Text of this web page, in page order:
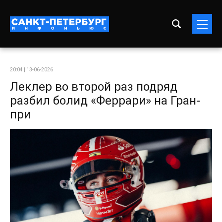
20:04 | 13-06-2026
Леклер во второй раз подряд
разбил болид «Феррари» на Гран-
при